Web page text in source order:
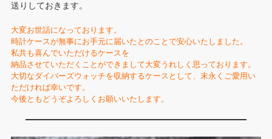
送りしておきます。
大変お世話になっております。
時計ケースが無事にお手元に届いたとのことで安心いたしました。
私共も喜んでいただけるケースを
納品させていただくことができまして大変うれしく思っております。
大切なダイバーズウォッチを収納するケースとして、末永くご愛用い
ただければ幸いです。
今後ともどうぞよろしくお願いいたします。